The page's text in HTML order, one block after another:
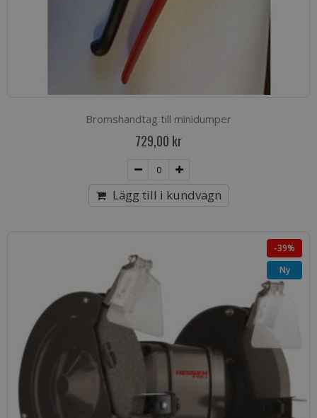
Bromshandtag till minidumper
729,00 kr
Lägg till i kundvagn
-39%
Ny